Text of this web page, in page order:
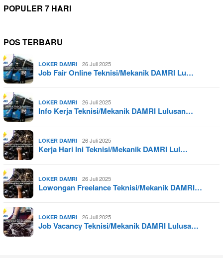
POPULER 7 HARI
POS TERBARU
LOKER DAMRI 26 Juli 2025
Job Fair Online Teknisi/Mekanik DAMRI Lu…
LOKER DAMRI 26 Juli 2025
Info Kerja Teknisi/Mekanik DAMRI Lulusan…
LOKER DAMRI 26 Juli 2025
Kerja Hari Ini Teknisi/Mekanik DAMRI Lul…
LOKER DAMRI 26 Juli 2025
Lowongan Freelance Teknisi/Mekanik DAMRI…
LOKER DAMRI 26 Juli 2025
Job Vacancy Teknisi/Mekanik DAMRI Lulusa…